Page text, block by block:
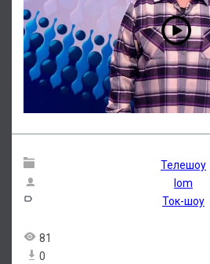
Телешоу
lom
Ток-шоу
81
0